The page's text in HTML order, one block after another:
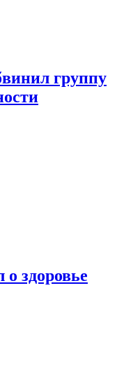
группу
о здоровье